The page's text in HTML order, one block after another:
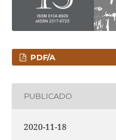
PDF/A
PUBLICADO
2020-11-18